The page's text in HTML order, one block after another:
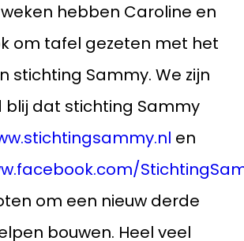
hebben Caroline en
om tafel gezeten met het
stichting Sammy. We zijn
blij dat stichting Sammy
en
om een nieuw derde
bouwen. Heel veel